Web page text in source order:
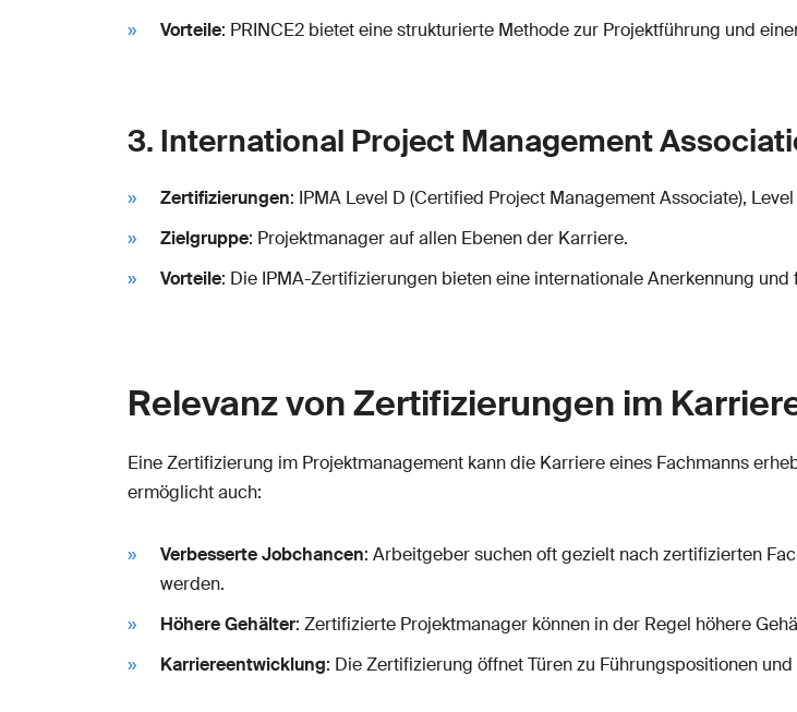
Vorteile: PRINCE2 bietet eine strukturierte Methode zur Projektführung und
3. International Project Management
Zertifizierungen: IPMA Level D (Certified Project Management Associate),
Zielgruppe: Projektmanager auf allen Ebenen der Karriere.
Vorteile: Die IPMA-Zertifizierungen bieten eine internationale Anerkennung
Relevanz von Zertifizierungen im
Eine Zertifizierung im Projektmanagement kann die Karriere eines Fachmanns
ermöglicht auch:
Verbesserte Jobchancen: Arbeitgeber suchen oft gezielt nach zertifizierten
werden.
Höhere Gehälter: Zertifizierte Projektmanager können in der Regel höhere
Karriereentwicklung: Die Zertifizierung öffnet Türen zu Führungspositionen